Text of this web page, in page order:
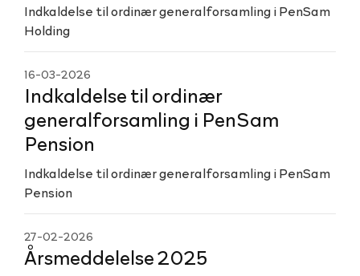
Indkaldelse til ordinær generalforsamling i PenSam
Holding
16-03-2026
Indkaldelse til ordinær
generalforsamling i PenSam
Pension
Indkaldelse til ordinær generalforsamling i PenSam
Pension
27-02-2026
Årsmeddelelse 2025